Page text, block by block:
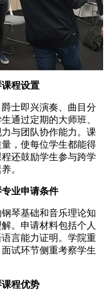
程设置
士即兴演奏、曲目分
通过定期的大师班、
与团队协作能力。课
，使每位学生都能得
还鼓励学生参与跨学
。
业申请条件
琴基础和音乐理论知
。申请材料包括个人
言能力证明。学院重
试环节侧重考察学生
程优势